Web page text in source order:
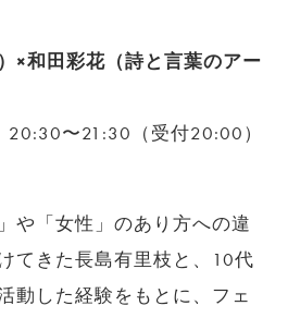
×和田彩花（詩と言葉のアー
20:30〜21:30（受付20:00）
や「女性」のあり方への違
てきた長島有里枝と、10代
動した経験をもとに、フェ